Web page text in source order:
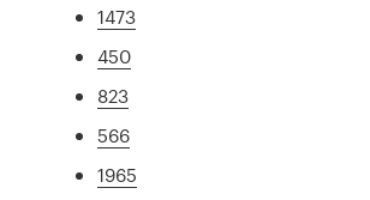
1473
450
823
566
1965